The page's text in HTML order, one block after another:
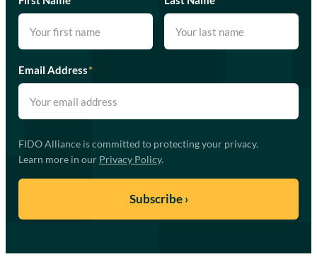
Email Address*
FIDO Alliance is committed to protecting your privacy.
Learn more in our Privacy Policy.